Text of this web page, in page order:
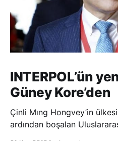
INTERPOL’ün
Güney Kore’den
Çinli Mıng Hongvey’in
ardından boşalan